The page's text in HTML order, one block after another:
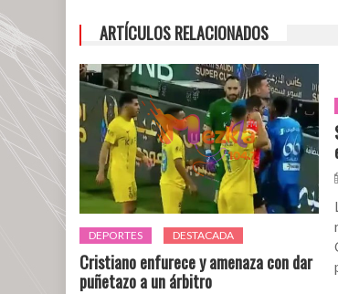
ARTÍCULOS RELACIONADOS
DEPORTES DESTACADA
Cristiano enfurece y amenaza con dar
puñetazo a un árbitro